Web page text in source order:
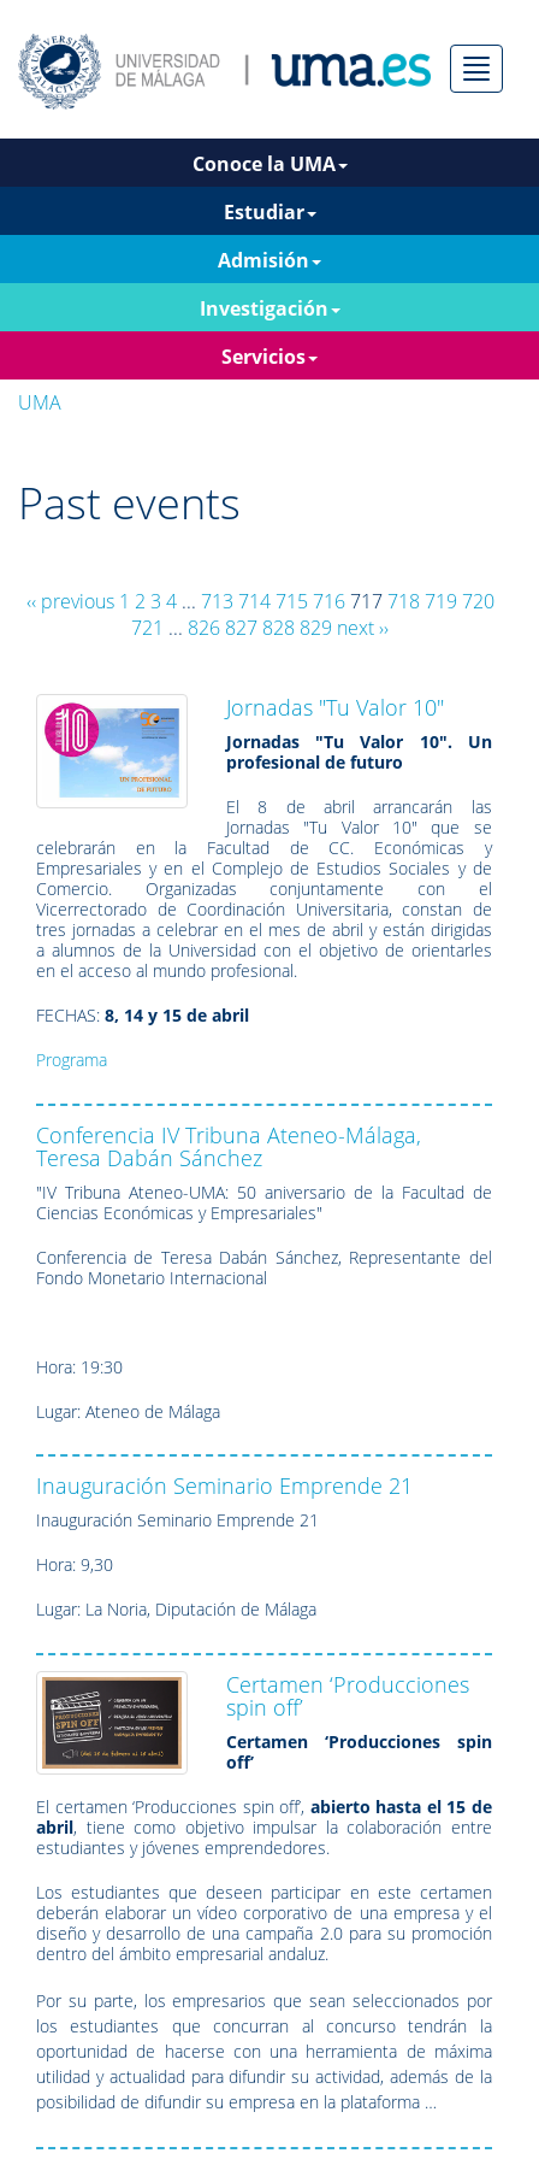
Menú
Conoce la UMA
Estudiar
Admisión
Investigación
Servicios
UMA
Past events
‹‹ previous 1 2 3 4... 713 714 715 716 717 718 719 720
721 ... 826 827 828 829 next ››
Jornadas "Tu Valor 10"
Jornadas "Tu Valor 10". Un
profesional de futuro
El 8 de abril arrancarán las
Jornadas "Tu Valor 10" que se
celebrarán en la Facultad de CC. Económicas y
Empresariales y en el Complejo de Estudios Sociales y de
Comercio. Organizadas conjuntamente con el
Vicerrectorado de Coordinación Universitaria, constan de
tres jornadas a celebrar en el mes de abril y están dirigidas
a alumnos de la Universidad con el objetivo de orientarles
en el acceso al mundo profesional.
FECHAS: 8, 14 y 15 de abril
Programa
Conferencia IV Tribuna Ateneo-Málaga,
Teresa Dabán Sánchez
"IV Tribuna Ateneo-UMA: 50 aniversario de la Facultad de
Ciencias Económicas y Empresariales"
Conferencia de Teresa Dabán Sánchez, Representante del
Fondo Monetario Internacional
Hora: 19:30
Lugar: Ateneo de Málaga
Inauguración Seminario Emprende 21
Inauguración Seminario Emprende 21
Hora: 9,30
Lugar: La Noria, Diputación de Málaga
Certamen ‘Producciones
spin off’
Certamen ‘Producciones spin
off’
El certamen ‘Producciones spin off’, abierto hasta el 15 de
abril, tiene como objetivo impulsar la colaboración entre
estudiantes y jóvenes emprendedores.
Los estudiantes que deseen participar en este certamen
deberán elaborar un vídeo corporativo de una empresa y el
diseño y desarrollo de una campaña 2.0 para su promoción
dentro del ámbito empresarial andaluz.
Por su parte, los empresarios que sean seleccionados por
los estudiantes que concurran al concurso tendrán la
oportunidad de hacerse con una herramienta de máxima
utilidad y actualidad para difundir su actividad, además de la
posibilidad de difundir su empresa en la plataforma …